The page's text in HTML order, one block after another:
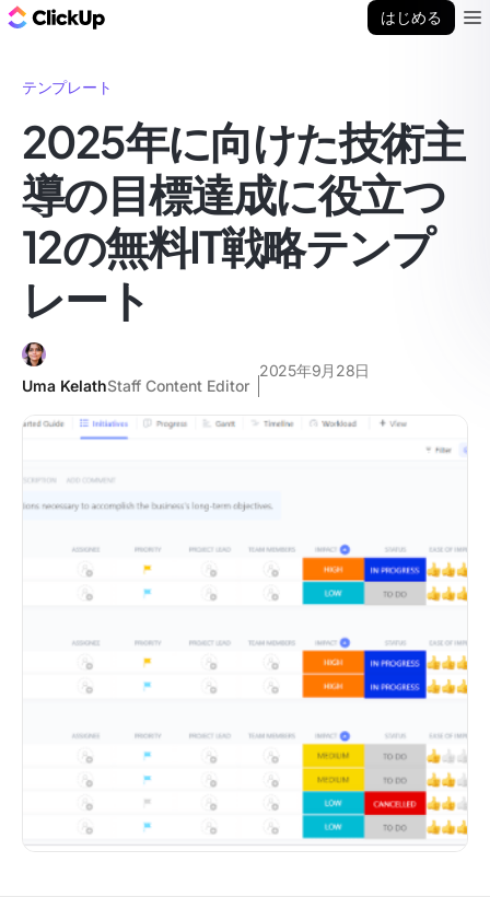
はじめる
テンプレート
2025年に向けた技術主
導の目標達成に役立つ
12の無料IT戦略テンプ
レート
Uma KelathStaff Content Editor
2025年9月28日